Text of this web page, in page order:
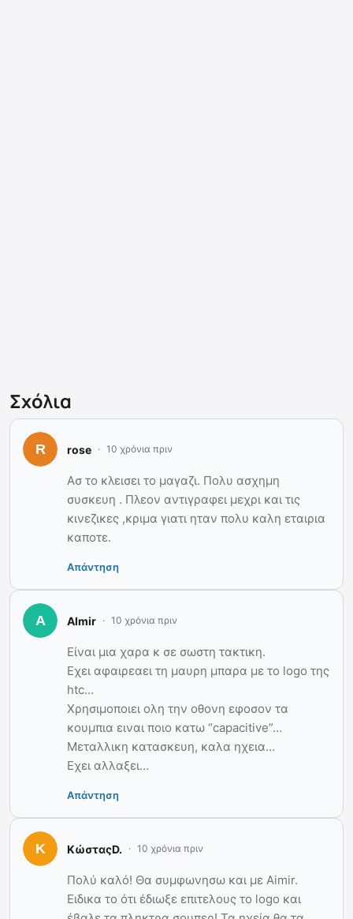
Σχόλια
rose 10 χρόνια πριν
Ασ το κλεισει το μαγαζι. Πολυ ασχημη
συσκευη . Πλεον αντιγραφει μεχρι και τις
κινεζικες ,κριμα γιατι ηταν πολυ καλη εταιρια
καποτε.
Απάντηση
Almir 10 χρόνια πριν
Είναι μια χαρα κ σε σωστη τακτικη.
Εχει αφαιρεαει τη μαυρη μπαρα με το logo της
htc…
Χρησιμοποιει ολη την οθονη εφοσον τα
κουμπια ειναι ποιο κατω “capacitive”…
Μεταλλικη κατασκευη, καλα ηχεια…
Εχει αλλαξει…
Απάντηση
ΚώσταςD. 10 χρόνια πριν
Πολύ καλό! Θα συμφωνησω και με Aimir.
Ειδικα το ότι έδιωξε επιτελους το logo και